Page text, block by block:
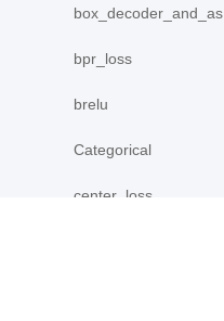
box_decoder_and_assign
bpr_loss
brelu
Categorical
center_loss